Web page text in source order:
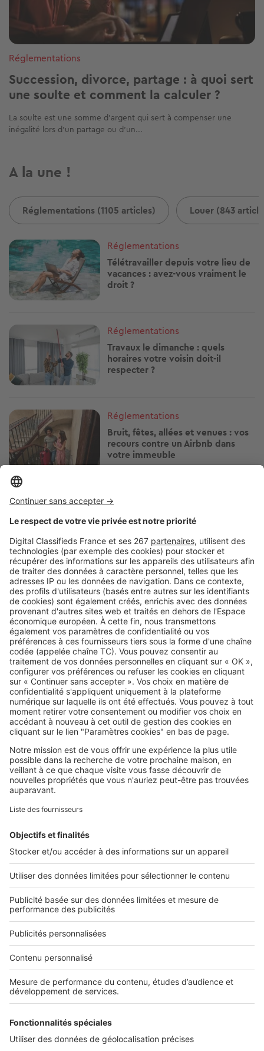
Réglementations
Succession, divorce, partage : à quoi sert
une soulte et comment la calculer ?
La soulte est une somme d'argent qui sert à compenser une
inégalité lors d'un partage ou d'un...
A la une !
Réglementations (1105 articles) Louer (843
Image
Réglementations
Télétravailler depuis votre lieu de
vacances : avez-vous vraiment le
droit ?
Image
Réglementations
Travaux le dimanche : quels
horaires votre voisin doit-il
respecter ?
Image
Réglementations
Bruit, fêtes, allées et venues : vos
recours contre un Airbnb dans
votre immeuble
Image
Réglementations
Arrosage, piscine, lavage de
voiture : quelles restrictions d'eau
près de chez vous ?
Image
Réglementations
Vous plantez une haie ? Ces
essences peuvent vous éviter
bien des problèmes avec le
voisinage
SeLoger c'est aussi
Retrouvez-nous sur ...
L'ENTREPRISE
Qui sommes-nous ?
Nous contacter
Nous recrutons
NOS APPLICATIONS
Découvrez nos applications
Tous nos services pro
Accès client